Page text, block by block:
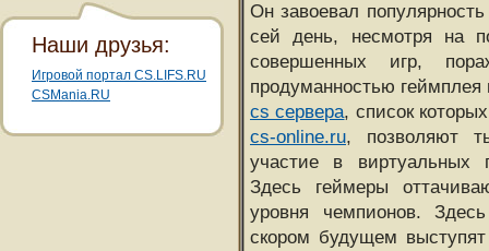
Он завоевал
сей день, несмотря на
совершенных игр,
продуманностью
cs сервера, список
cs-online.ru, позволяют
участие в виртуальных
Здесь геймеры
уровня чемпионов.
скором будущем
Наши друзья:
Игровой портал CS.LIFS.RU
CSMania.RU